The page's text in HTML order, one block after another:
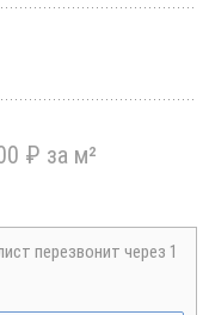
₽ за м²
перезвонит через 1